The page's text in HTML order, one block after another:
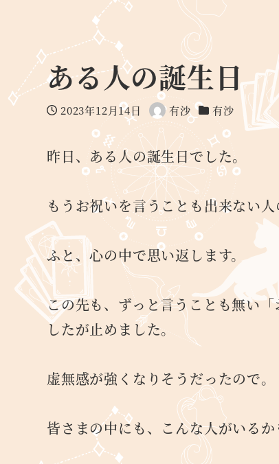
ある人の誕生日
投稿日
2023年12月14日
著
者
有沙
カテゴリー
有沙
昨日、ある人の誕生日でした。
もうお祝いを言うことも出来ない人
ふと、心の中で思い返します。
この先も、ずっと言うことも無い
したが止めました。
虚無感が強くなりそうだったので。
皆さまの中にも、こんな人がいるか